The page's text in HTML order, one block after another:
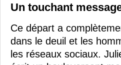
Un touchant
Ce départ a
dans le deuil et les
les réseaux sociaux.